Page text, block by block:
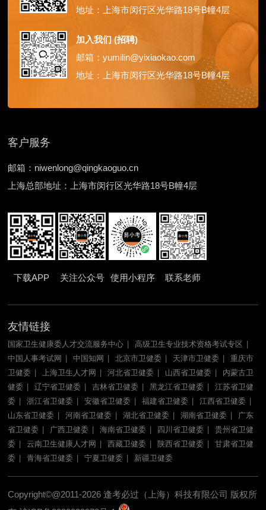
地址：上海市闵行区光华路18号B幢4层
加入我们 (招聘)
邮箱：yumilin@yixiaokao.com
地址：上海市闵行区光华路18号B幢4层
客户服务
邮箱：niwenlong@qingkaoguo.cn
上海总部地址：上海市闵行区光华路18号B幢4层
下载APP 关注公众号 使用小程序 联系老师
友情链接
国家卫生健康委人才交流服务中心
高级卫生专业技术资格考试专区
中国人事考试网
中国知网 北京市卫健委 天津市卫健委
重庆市
卫健委
上海卫生人才网 河北省卫健委 山西省卫健委
内蒙古卫
健委
辽宁省卫健委 吉林省卫健委 黑龙江省卫健委
江苏省卫健
委
浙江省卫健委 安徽省卫健委 福建省卫健委
江西省卫健委
山东省卫健委
河南省卫健委 湖北省卫健委 湖南省卫健委
广东
省卫健委
广西卫健委 海南省卫健委 四川省卫健委
贵州省卫健
委
云南卫生健康人才网 西藏卫健委 陕西省卫健委
甘肃省卫健
委
青海省卫健委 宁夏卫健委 新疆卫健委
Copyright©@2011-2026 逢考必过（上海）科技有限公司 版权所